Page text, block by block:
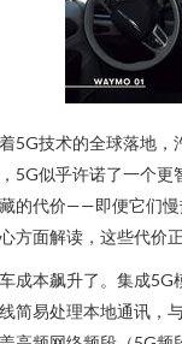
5G技术的全球落地，
5G似乎许诺了一个更
的代价——即便它们慢
方面解读，这些代价
成本飙升了。集成5G
简易处理本地通讯，